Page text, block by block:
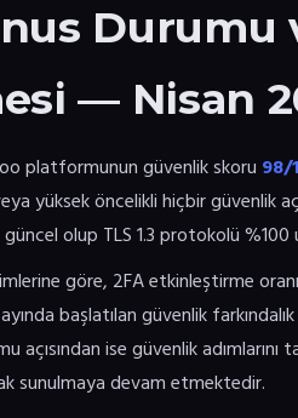
Durumu
— Nisan
platformunun güvenlik skoru 98/
yüksek öncelikli hiçbir güvenlik
güncel olup TLS 1.3 protokolü
göre, 2FA etkinleştirme
başlatılan güvenlik
ise güvenlik adımlarını
sunulmaya devam etmektedir.